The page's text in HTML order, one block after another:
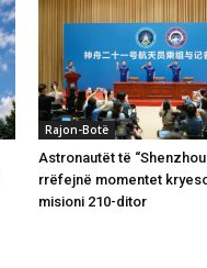
Rajon-Botë
Astronautët të
rrëfejnë momentet
misioni 210-ditor